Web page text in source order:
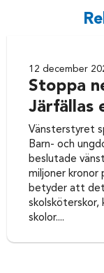
12 december
Stoppa
Järfällas
Vänsterstyret
Barn- och
beslutade
miljoner kronor
betyder att det
skolsköterskor,
skolor....